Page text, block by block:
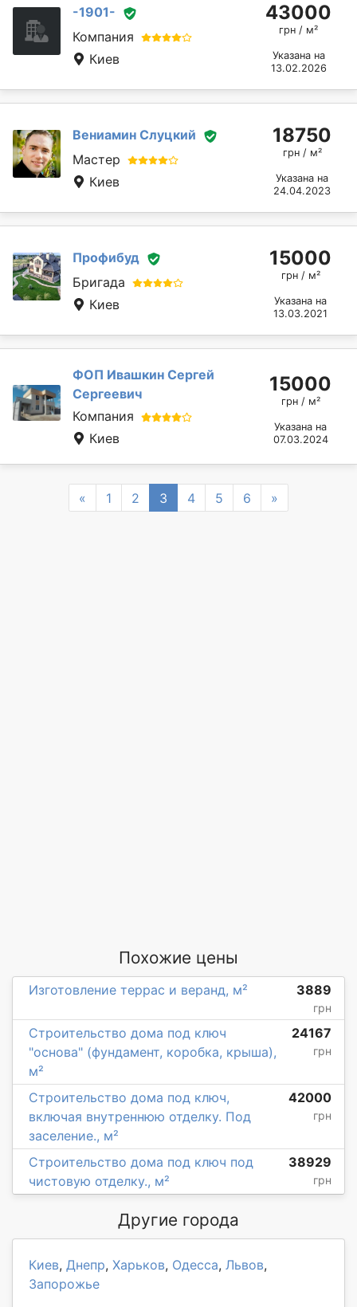
-1901-
Компания
Киев
43000
грн / м²
Указана на
13.02.2026
Вениамин Слуцкий
Мастер
Киев
18750
грн / м²
Указана на
24.04.2023
Профибуд
Бригада
Киев
15000
грн / м²
Указана на
13.03.2021
ФОП Ивашкин Сергей
Сергеевич
Компания
Киев
15000
грн / м²
Указана на
07.03.2024
« Previous
1 2 3 4 5 6 »
Похожие цены
Изготовление террас и веранд, м² 3889
грн
Строительство дома под ключ
"основа" (фундамент, коробка, крыша),
м²
24167
грн
Строительство дома под ключ,
включая внутреннюю отделку. Под
заселение., м²
42000
грн
Строительство дома под ключ под
чистовую отделку., м²
38929
грн
Другие города
Киев, Днепр, Харьков, Одесса, Львов,
Запорожье